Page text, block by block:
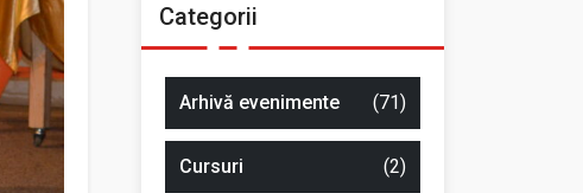
Categorii
Arhivă evenimente (71)
Cursuri (2)